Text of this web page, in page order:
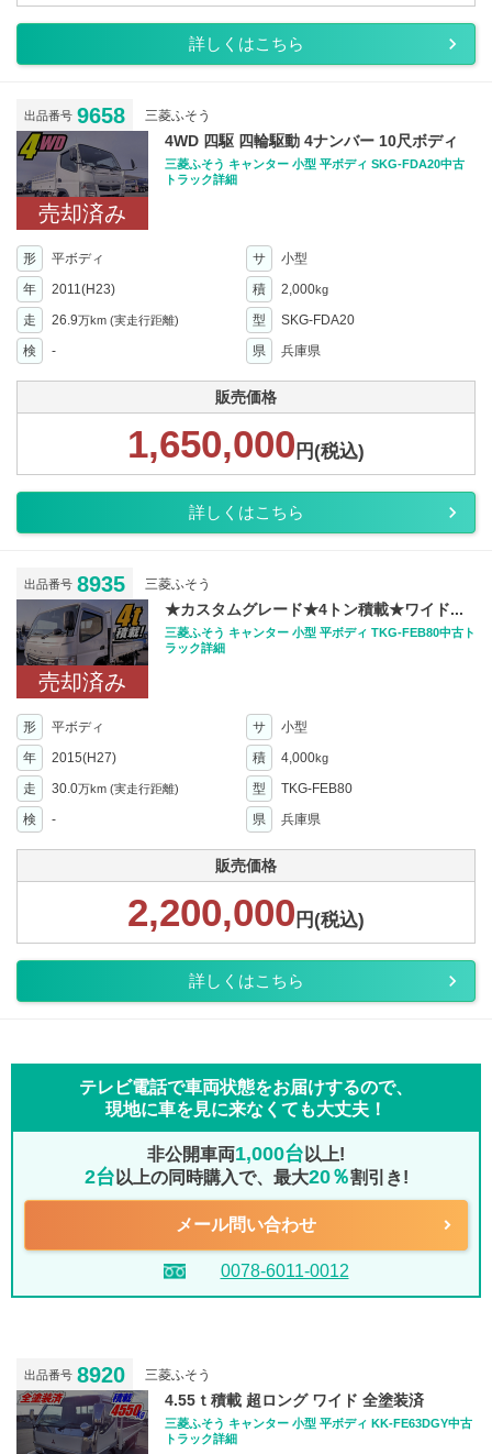
詳しくはこちら
出品番号 9658 三菱ふそう
売却済み
4WD 四駆 四輪駆動 4ナンバー 10尺ボディ
三菱ふそう キャンター 小型 平ボディ SKG-FDA20中古
トラック詳細
形 平ボディ サ
小型
年
2011(H23) 積 2,000kg
走 26.9万km (実走行距離) 型
SKG-FDA20
検
- 県 兵庫県
販売価格
1,650,000 円(税込)
詳しくはこちら
出品番号 8935 三菱ふそう
売却済み
★カスタムグレード★4トン積載★ワイド...
三菱ふそう キャンター 小型 平ボディ TKG-FEB80中古ト
ラック詳細
形 平ボディ サ
小型
年
2015(H27) 積 4,000kg
走 30.0万km (実走行距離) 型
TKG-FEB80
検
- 県 兵庫県
販売価格
2,200,000 円(税込)
詳しくはこちら
テレビ電話で車両状態をお届けするので、
現地に車を見に来なくても大丈夫！
非公開車両1,000台 以上!
2台 以上の同時購入で、最大20％割引き!
メール問い合わせ
0078-6011-0012
出品番号 8920 三菱ふそう
4.55ｔ積載 超ロング ワイド 全塗装済
三菱ふそう キャンター 小型 平ボディ KK-FE63DGY中古
トラック詳細